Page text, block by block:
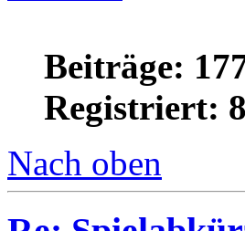
Beiträge:
Registriert:
Nach oben